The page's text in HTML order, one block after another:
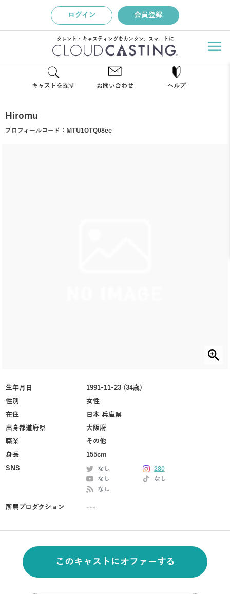
ログイン 会員登録
タレント・キャスティングをカンタン、スマートに
キャストを探す お問い合わせ ヘルプ
Hiromu
プロフィールコード： MTU1OTQ08ee
生年月日
1991-11-23 (34歳)
性別
女性
在住
日本 兵庫県
出身都道府県
大阪府
職業
その他
身長
155cm
SNS
なし
280
なし
なし
なし
所属プロダクション ---
このキャストにオファーする